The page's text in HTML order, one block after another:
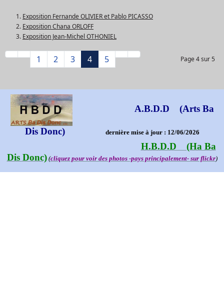
Exposition Fernande OLIVIER et Pablo PICASSO
Exposition Chana ORLOFF
Exposition Jean-Michel OTHONIEL
Page 4 sur 5
1 2 3 4 5
A.B.D.D (Arts Ba
Dis Donc) dernière mise à jour : 12/06/2026
H.B.D.D (Ha Ba
Dis Donc)(cliquez pour voir des photos -pays principalement- sur flickr)